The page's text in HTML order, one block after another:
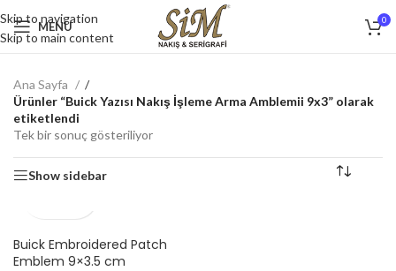
Skip to navigation
Skip to main content
MENU 0
Ana Sayfa
/
Ürünler “Buick Yazısı Nakış İşleme Arma Amblemii 9x3” olarak
etiketlendi
Tek bir sonuç gösteriliyor
Show sidebar
Buick Embroidered Patch
Emblem 9×3.5 cm